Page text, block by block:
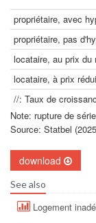
propriétaire, avec
propriétaire, pas
locataire, au prix du
locataire, à prix
//: Taux de
Note: rupture de
Source: Statbel
download
See also
Logement